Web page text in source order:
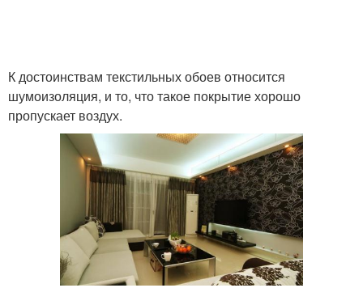
К достоинствам текстильных обоев относится
шумоизоляция, и то, что такое покрытие хорошо
пропускает воздух.